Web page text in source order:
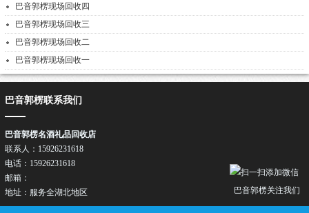
巴音郭楞现场回收四
巴音郭楞现场回收三
巴音郭楞现场回收二
巴音郭楞现场回收一
巴音郭楞关注我们
巴音郭楞联系我们
巴音郭楞名酒礼品回收店
联系人：15926231618
电话：15926231618
邮箱：
地址：服务全湖北地区